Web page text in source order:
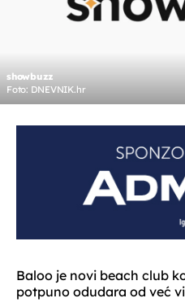
showbuzz
Foto: DNEVNIK.hr
Baloo je novi beach club
potpuno odudara od već